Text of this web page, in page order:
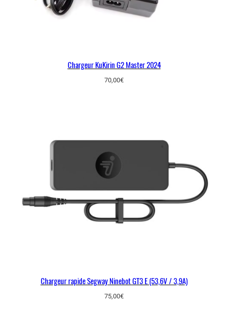
Chargeur KuKirin G2 Master 2024
70,00€
Chargeur rapide Segway Ninebot GT3 E (53,6V / 3,9A)
75,00€